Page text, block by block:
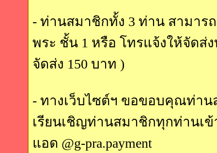
- ท่านสมาชิกทั้ง 3 ท่าน สามาร
พระ ชั้น 1 หรือ โทรแจ้งให้จัดส่
จัดส่ง 150 บาท )
- ทางเว็บไซต์ฯ ขอขอบคุณท่า
เรียนเชิญท่านสมาชิกทุกท่านเ
แอด @g-pra.payment